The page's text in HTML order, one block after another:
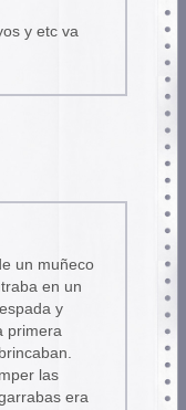
y etc va
un muñeco
en un
y
primera
las
era